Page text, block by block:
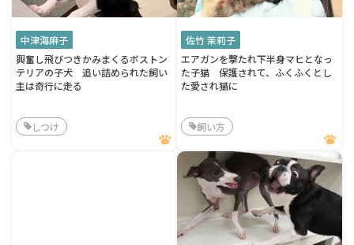
中津海麻子
興奮し飛びつきかみまくるボストン
テリアの子犬 追い詰められた飼い
主は奇行に走る
しつけ
佐竹 茉莉子
エアガンを撃たれ下半身マヒとなっ
た子猫 保護されて、ふくふくとし
た愛され猫に
飼い方